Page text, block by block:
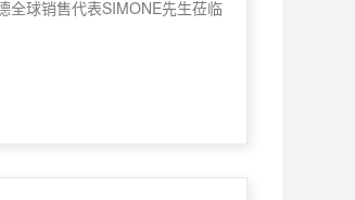
全球销售代表SIMONE先生莅临